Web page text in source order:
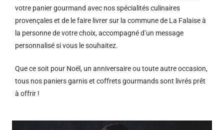
votre panier gourmand avec nos spécialités culinaires
provençales et de le faire livrer sur la commune de La Falaise à
la personne de votre choix, accompagné d’un message
personnalisé si vous le souhaitez.
Que ce soit pour Noël, un anniversaire ou toute autre occasion,
tous nos paniers garnis et coffrets gourmands sont livrés prêt
à offrir !